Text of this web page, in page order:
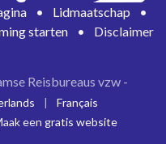
• Lidmaatschap
•
starten
• Disclaimer
Reisbureaus vzw -
|
Français
een gratis website